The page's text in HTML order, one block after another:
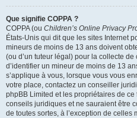
Que signifie COPPA ?
COPPA (ou Children’s Online Privacy
États-Unis qui dit que les sites Internet
mineurs de moins de 13 ans doivent
(ou d’un tuteur légal) pour la collecte
d’identifier un mineur de moins de 13
s’applique à vous, lorsque vous vous
votre place, contactez un conseiller
phpBB Limited et les propriétaires de
conseils juridiques et ne sauraient être
de toutes sortes, à l’exception de